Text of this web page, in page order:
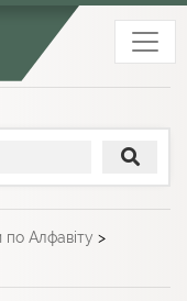
по Алфавіту >